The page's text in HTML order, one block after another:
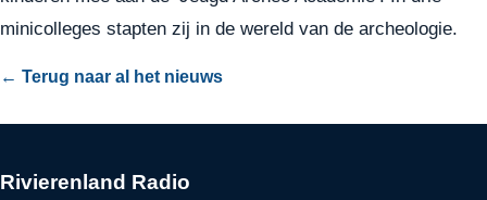
minicolleges stapten zij in de wereld van de archeologie.
← Terug naar al het nieuws
Rivierenland Radio